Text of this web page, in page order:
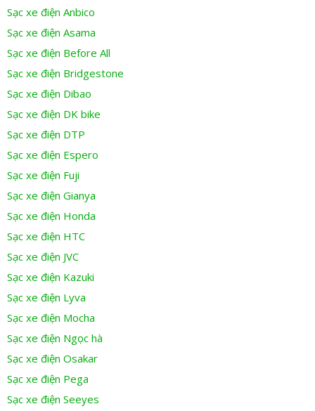
Sạc xe điện Anbico
Sạc xe điện Asama
Sạc xe điện Before All
Sạc xe điện Bridgestone
Sạc xe điện Dibao
Sạc xe điện DK bike
Sạc xe điện DTP
Sạc xe điện Espero
Sạc xe điện Fuji
Sạc xe điện Gianya
Sạc xe điện Honda
Sạc xe điện HTC
Sạc xe điện JVC
Sạc xe điện Kazuki
Sạc xe điện Lyva
Sạc xe điện Mocha
Sạc xe điện Ngọc hà
Sạc xe điện Osakar
Sạc xe điện Pega
Sạc xe điện Seeyes